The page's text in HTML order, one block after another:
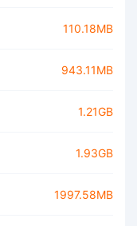
110.18MB
943.11MB
1.21GB
1.93GB
1997.58MB